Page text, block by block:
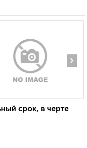
›
срок, в черте